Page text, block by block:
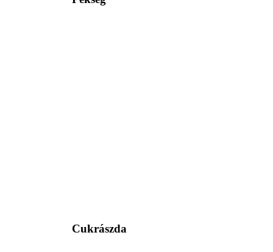
Cukrászda